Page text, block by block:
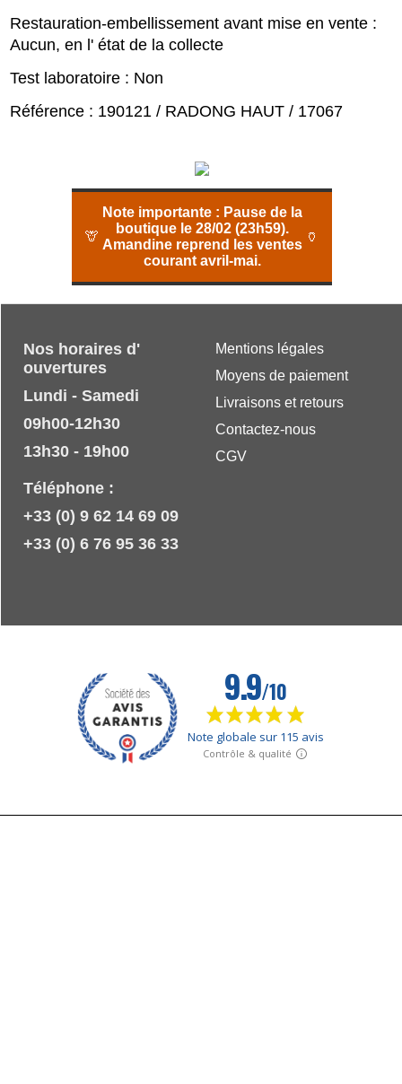
Restauration-embellissement avant mise en vente :
Aucun, en l' état de la collecte
Test laboratoire : Non
Référence : 190121 / RADONG HAUT / 17067
🦒
Note importante : Pause de la
boutique le 28/02 (23h59).
Amandine reprend les ventes
courant avril-mai.
🏺
Mentions légales
Moyens de paiement
Livraisons et retours
Contactez-nous
CGV
Nos horaires d'
ouvertures
Lundi - Samedi
09h00-12h30
13h30 - 19h00
Téléphone :
+33 (0) 9 62 14 69 09
+33 (0) 6 76 95 36 33